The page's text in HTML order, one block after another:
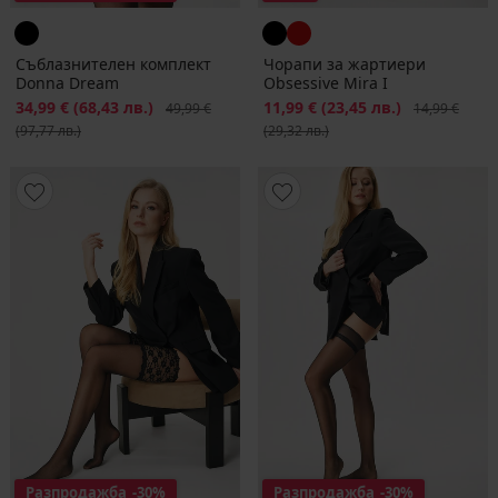
Съблазнителен комплект
Donna Dream
Намаление
34,99 € (68,43 лв.) Първоначална цена
49,99 €
(97,77 лв.)
Чорапи за жартиери
Obsessive Mirа I
Намаление
11,99 € (23,45 лв.)
14,99 €
(29,32 лв.)
Разпродажба -30% Разпродажба -30%